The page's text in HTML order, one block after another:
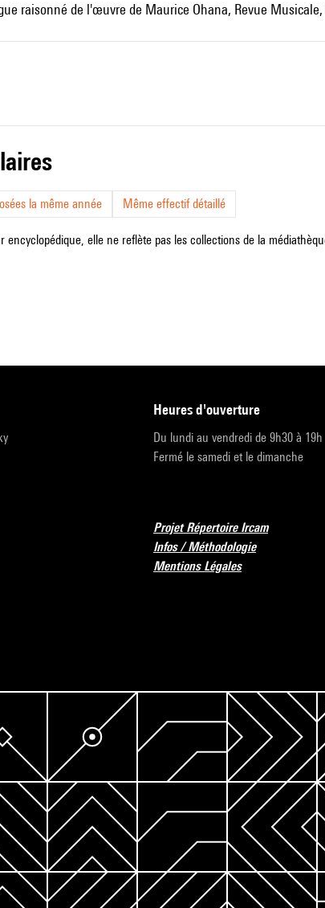
raisonné de l'œuvre de Maurice Ohana, Revue Musicale,
la même année Même effectif détaillé
encyclopédique, elle ne reflète pas les collections de la
heures d'ouverture
Du lundi au vendredi de 9h30 à 19h
Fermé le samedi et le dimanche
Projet Répertoire Ircam
Infos / Méthodologie
Mentions Légales